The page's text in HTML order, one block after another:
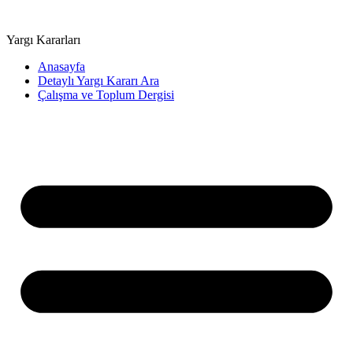
Yargı Kararları
Anasayfa
Detaylı Yargı Kararı Ara
Çalışma ve Toplum Dergisi